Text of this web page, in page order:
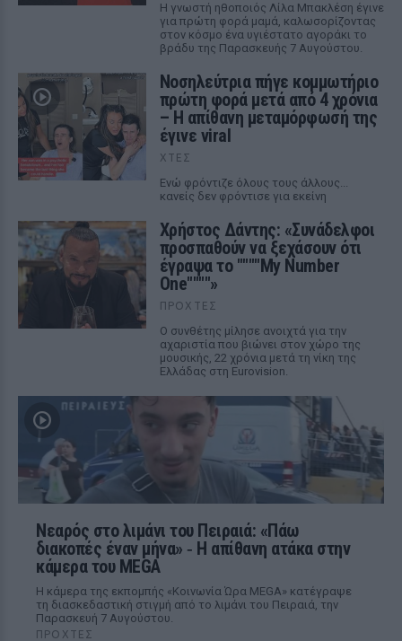
Η γνωστή ηθοποιός Λίλα Μπακλέση έγινε
για πρώτη φορά μαμά, καλωσορίζοντας
στον κόσμο ένα υγιέστατο αγοράκι το
βράδυ της Παρασκευής 7 Αυγούστου.
Νοσηλεύτρια πήγε κομμωτήριο
πρώτη φορά μετά από 4 χρόνια
– Η απίθανη μεταμόρφωσή της
έγινε viral
ΧΤΕΣ
Ενώ φρόντιζε όλους τους άλλους...
κανείς δεν φρόντισε για εκείνη
Χρήστος Δάντης: «Συνάδελφοι
προσπαθούν να ξεχάσουν ότι
έγραψα το """"My Number
One""""»
ΠΡΟΧΤΈΣ
Ο συνθέτης μίλησε ανοιχτά για την
αχαριστία που βιώνει στον χώρο της
μουσικής, 22 χρόνια μετά τη νίκη της
Ελλάδας στη Eurovision.
Νεαρός στο λιμάνι του Πειραιά: «Πάω
διακοπές έναν μήνα» ‑ Η απίθανη ατάκα στην
κάμερα του MEGA
Η κάμερα της εκπομπής «Κοινωνία Ώρα MEGA» κατέγραψε
τη διασκεδαστική στιγμή από το λιμάνι του Πειραιά, την
Παρασκευή 7 Αυγούστου.
ΠΡΟΧΤΈΣ